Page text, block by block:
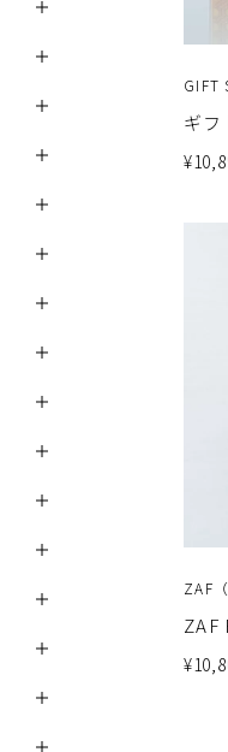
GIFT
ギフ
¥
ZAF
ZAF
¥